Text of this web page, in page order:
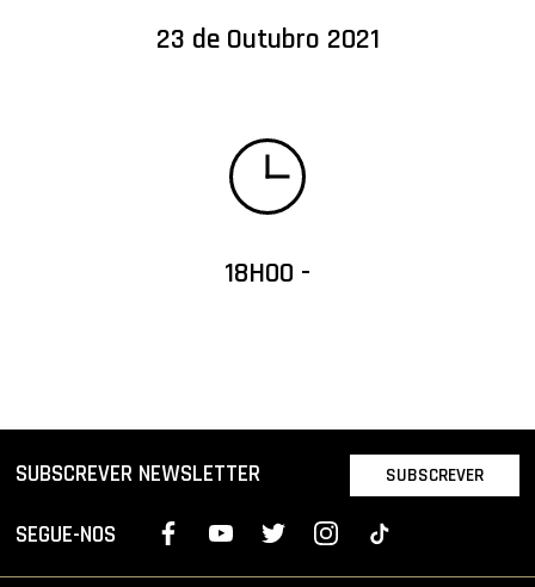
23 de Outubro 2021
18H00 -
SUBSCREVER NEWSLETTER SUBSCREVER
SEGUE-NOS